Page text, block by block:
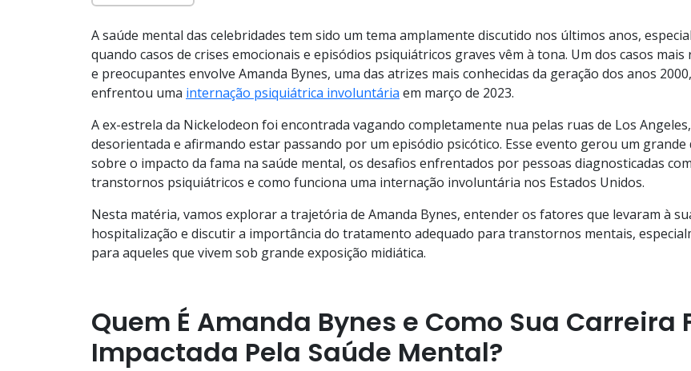
A saúde mental das celebridades tem sido um tema amplamente discutido nos últimos anos,
quando casos de crises emocionais e episódios psiquiátricos graves vêm à tona. Um dos casos mais
e preocupantes envolve Amanda Bynes, uma das atrizes mais conhecidas da geração dos anos
enfrentou uma internação psiquiátrica involuntária em março de 2023.
A ex-estrela da Nickelodeon foi encontrada vagando completamente nua pelas ruas de Los Angeles,
desorientada e afirmando estar passando por um episódio psicótico. Esse evento gerou um grande
sobre o impacto da fama na saúde mental, os desafios enfrentados por pessoas diagnosticadas com
transtornos psiquiátricos e como funciona uma internação involuntária nos Estados Unidos.
Nesta matéria, vamos explorar a trajetória de Amanda Bynes, entender os fatores que levaram à
hospitalização e discutir a importância do tratamento adequado para transtornos mentais,
para aqueles que vivem sob grande exposição midiática.
Quem É Amanda Bynes e Como Sua Carreira
Impactada Pela Saúde Mental?